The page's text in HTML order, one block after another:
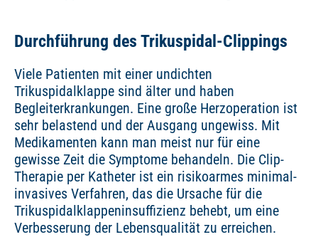
Durchführung des Trikuspidal-Clippings
Viele Patienten mit einer undichten
Trikuspidalklappe sind älter und haben
Begleiterkrankungen. Eine große Herzoperation ist
sehr belastend und der Ausgang ungewiss. Mit
Medikamenten kann man meist nur für eine
gewisse Zeit die Symptome behandeln. Die Clip-
Therapie per Katheter ist ein risikoarmes minimal-
invasives Verfahren, das die Ursache für die
Trikuspidalklappeninsuffizienz behebt, um eine
Verbesserung der Lebensqualität zu erreichen.